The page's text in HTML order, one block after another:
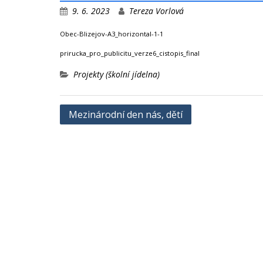
9. 6. 2023 Tereza Vorlová
Obec-Blizejov-A3_horizontal-1-1
prirucka_pro_publicitu_verze6_cistopis_final
Projekty (školní jídelna)
Navigace
Mezinárodní den nás, dětí